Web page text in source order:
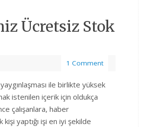
Ücretsiz Stok
1 Comment
ile birlikte yüksek
istenilen içerik için oldukça
çalışanlara, haber
yaptığı işi en iyi şekilde